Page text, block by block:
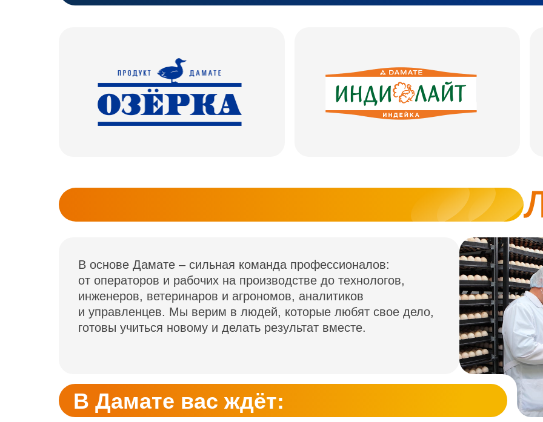
В основе Дамате – сильная команда профессионалов:
от операторов и рабочих на производстве до технологов,
инженеров, ветеринаров и агрономов, аналитиков
и управленцев. Мы верим в людей, которые любят свое дело,
готовы учиться новому и делать результат вместе.
В Дамате вас ждёт: